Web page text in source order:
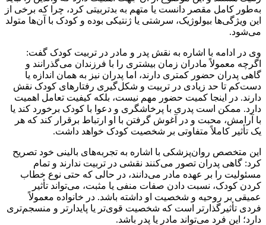
به‌طور کامل مقصر دانست یا متهم به بدتربیتی کرد، چرا که برخی از
این ویژگی‌ها بیولوژیک، سرشتی یا ژنتیکی بوده و کودک با آن‌ها متولد
می‌شود.
وی در ادامه با اشاره به نقش پدر و مادر در تربیت کودک گفت:
اگرچه معمولاً مادران زمان بیشتری را با فرزندان می‌گذرانند و
گاهی پدران حضور کمتری دارند، اما پدران نیز به همان اندازه یا
دست‌کم تا حد زیادی در تربیت و شکل‌گیری رفتارهای کودک نقش
دارند. در اینجا کمیت حضور مهم نیست، بلکه کیفیت تعامل اهمیت
دارد. ممکن است پدری با پرخاشگری و دعوا با کودک برخورد کند یا
با آرامش، محبت و در آغوش گرفتن با او ارتباط برقرار کند که هر
یک تأثیر کاملاً متفاوتی بر شخصیت کودک خواهد داشت.
این متخصص روان‌پزشکی با اشاره به تجربه‌های بالینی خود تصریح
کرد: گاهی پدران تصور می‌کنند نقشی در تربیت ندارند و تمام
مسئولیت را بر عهده مادر می‌دانند، در حالی که حتی نوع خطاب
کردن کودک، نسبت دادن صفات منفی یا مثبت، می‌تواند تأثیر
عمیقی بر روحیه و شخصیت او داشته باشد. در خانواده معمولاً
فردی تأثیرگذارتر است که شخصیت قوی‌تر یا پایدارتر و منسجم‌تری
دارد؛ این فرد می‌تواند مادر یا پدر باشد.